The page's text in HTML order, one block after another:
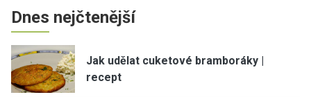
Dnes nejčtenější
Jak udělat cuketové bramboráky |
recept